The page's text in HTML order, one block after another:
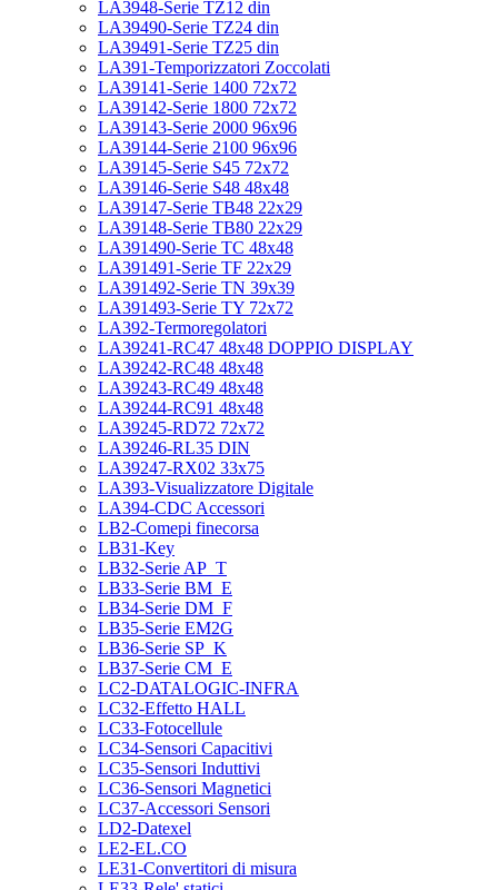
LA3948-Serie TZ12 din
LA39490-Serie TZ24 din
LA39491-Serie TZ25 din
LA391-Temporizzatori Zoccolati
LA39141-Serie 1400 72x72
LA39142-Serie 1800 72x72
LA39143-Serie 2000 96x96
LA39144-Serie 2100 96x96
LA39145-Serie S45 72x72
LA39146-Serie S48 48x48
LA39147-Serie TB48 22x29
LA39148-Serie TB80 22x29
LA391490-Serie TC 48x48
LA391491-Serie TF 22x29
LA391492-Serie TN 39x39
LA391493-Serie TY 72x72
LA392-Termoregolatori
LA39241-RC47 48x48 DOPPIO DISPLAY
LA39242-RC48 48x48
LA39243-RC49 48x48
LA39244-RC91 48x48
LA39245-RD72 72x72
LA39246-RL35 DIN
LA39247-RX02 33x75
LA393-Visualizzatore Digitale
LA394-CDC Accessori
LB2-Comepi finecorsa
LB31-Key
LB32-Serie AP_T
LB33-Serie BM_E
LB34-Serie DM_F
LB35-Serie EM2G
LB36-Serie SP_K
LB37-Serie CM_E
LC2-DATALOGIC-INFRA
LC32-Effetto HALL
LC33-Fotocellule
LC34-Sensori Capacitivi
LC35-Sensori Induttivi
LC36-Sensori Magnetici
LC37-Accessori Sensori
LD2-Datexel
LE2-EL.CO
LE31-Convertitori di misura